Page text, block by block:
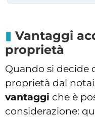
Vantaggi
proprietà
Quando si decide
proprietà dal
vantaggi che è
considerazione: